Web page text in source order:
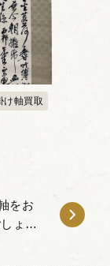
け軸買取
をお
篆を